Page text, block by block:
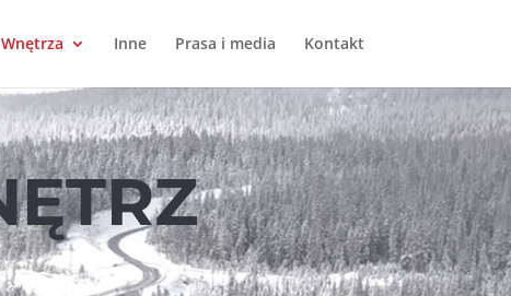
Wnętrza Inne Prasa i media Kontakt